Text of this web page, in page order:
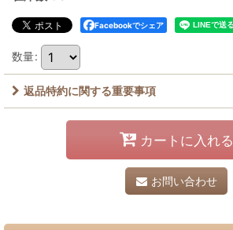
Facebookでシェア
数量:
返品特約に関する重要事項
カートに入れる
お問い合わせ